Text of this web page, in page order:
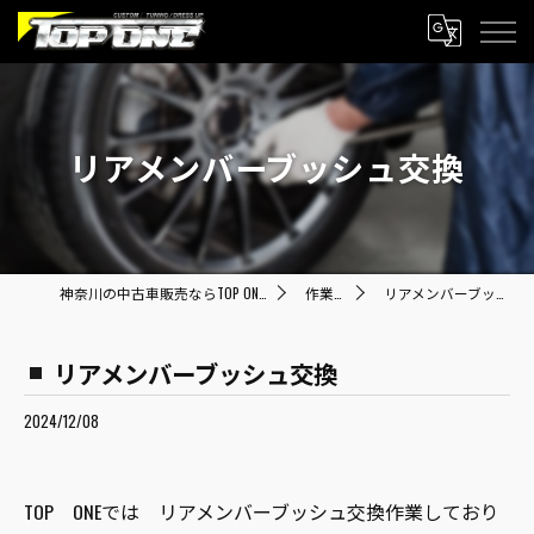
リアメンバーブッシュ交換
作業内容 リアメンバーブッシュ交換
リアメンバーブッシュ交換
2024/12/08
TOP ONEでは リアメンバーブッシュ交換作業しており